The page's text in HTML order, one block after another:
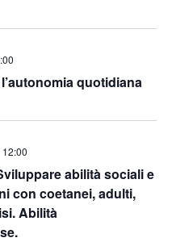
r
a
e
v
i
a
i
quotidiana
12:00
abilità sociali e
con coetanei, adulti,
Abilità